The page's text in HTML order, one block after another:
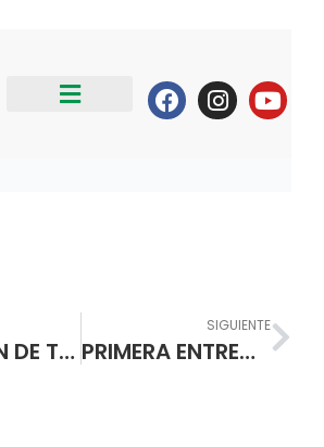
DONACION DE TEXTOS A LOS ESTUDIANTES DE GRADOS PRIMERO A CUARTO DE BASICA PRIMARIA
SIGUIENTE
PRIMERA ENTREGA DE LOS PAQUETES ALIMENTARIOS A PADRES Y MADRES DE FAMILIA LOS DIAS 3,4 Y 5 DE MARZO.